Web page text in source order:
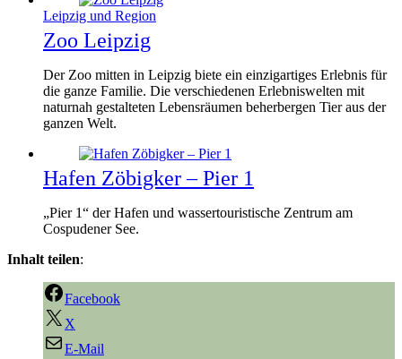
Leipzig und Region
Zoo Leipzig
Der Zoo mitten in Leipzig biete ein einzigartiges Erlebnis für
die ganze Familie. Die verschiedenen Erlebniswelten mit
naturnah gestalteten Lebensräumen beherbergen Tier aus der
ganzen Welt.
Hafen Zöbigker – Pier 1
„Pier 1“ der Hafen und wassertouristische Zentrum am
Cospudener See.
Inhalt teilen:
Facebook
X
E-Mail